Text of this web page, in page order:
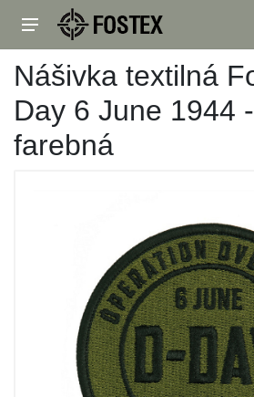
Nášivka textilná
Day 6 June 1944
farebná